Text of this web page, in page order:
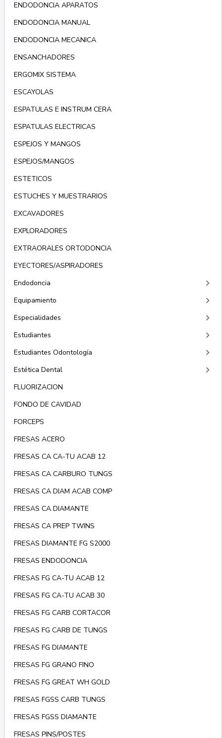
ENDODONCIA APARATOS
ENDODONCIA MANUAL
ENDODONCIA MECANICA
ENSANCHADORES
ERGOMIX SISTEMA
ESCAYOLAS
ESPATULAS E INSTRUM CERA
ESPATULAS ELECTRICAS
ESPEJOS Y MANGOS
ESPEJOS/MANGOS
ESTETICOS
ESTUCHES Y MUESTRARIOS
EXCAVADORES
EXPLORADORES
EXTRAORALES ORTODONCIA
EYECTORES/ASPIRADORES
Endodoncia
keyboard_arrow_right
Equipamiento keyboard_arrow_right
Especialidades keyboard_arrow_right
Estudiantes keyboard_arrow_right
Estudiantes Odontología keyboard_arrow_right
Estética Dental keyboard_arrow_right
FLUORIZACION
FONDO DE CAVIDAD
FORCEPS
FRESAS ACERO
FRESAS CA CA-TU ACAB 12
FRESAS CA CARBURO TUNGS
FRESAS CA DIAM ACAB COMP
FRESAS CA DIAMANTE
FRESAS CA PREP TWINS
FRESAS DIAMANTE FG S2000
FRESAS ENDODONCIA
FRESAS FG CA-TU ACAB 12
FRESAS FG CA-TU ACAB 30
FRESAS FG CARB CORTACOR
FRESAS FG CARB DE TUNGS
FRESAS FG DIAMANTE
FRESAS FG GRANO FINO
FRESAS FG GREAT WH GOLD
FRESAS FGSS CARB TUNGS
FRESAS FGSS DIAMANTE
FRESAS PINS/POSTES